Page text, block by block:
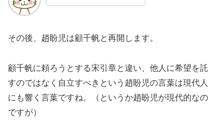
その後、趙盼児は顧千帆と再開します。
顧千帆に頼ろうとする宋引章と違い、他人に希望を託
すのではなく自立すべきという趙盼児の言葉は現代人
にも響く言葉ですね。（というか趙盼児が現代的なの
ですが）